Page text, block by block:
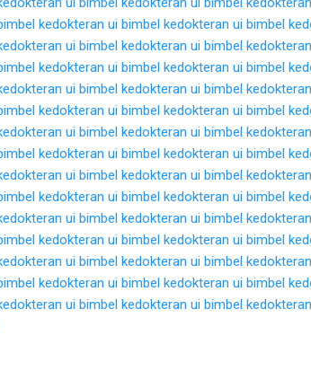
kedokteran ui bimbel kedokteran ui bimbel
ui bimbel kedokteran ui bimbel
kedokteran ui bimbel kedokteran ui bimbel
ui bimbel kedokteran ui bimbel
kedokteran ui bimbel kedokteran ui bimbel
ui bimbel kedokteran ui bimbel
kedokteran ui bimbel kedokteran ui bimbel
ui bimbel kedokteran ui bimbel
kedokteran ui bimbel kedokteran ui bimbel
ui bimbel kedokteran ui bimbel
kedokteran ui bimbel kedokteran ui bimbel
ui bimbel kedokteran ui bimbel
kedokteran ui bimbel kedokteran ui bimbel
ui bimbel kedokteran ui bimbel